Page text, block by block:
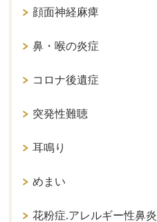
顔面神経麻痺
鼻・喉の炎症
コロナ後遺症
突発性難聴
耳鳴り
めまい
花粉症.アレルギー性鼻炎